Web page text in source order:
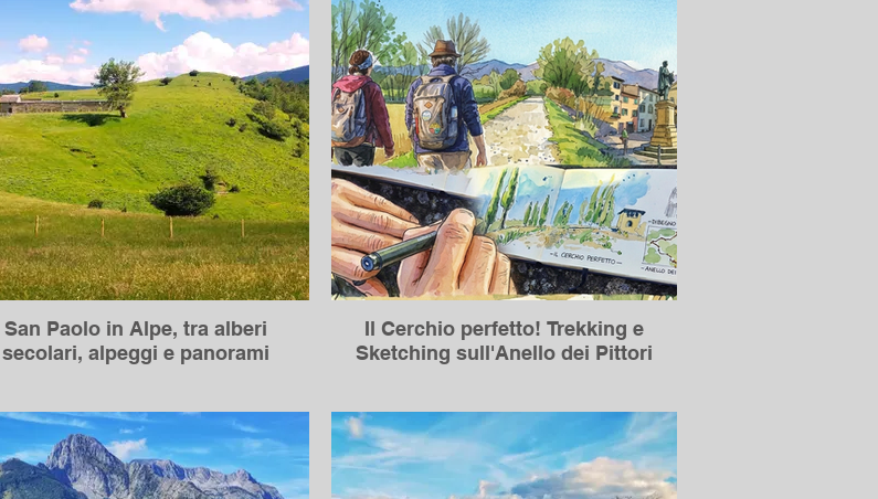
San Paolo in Alpe, tra alberi
secolari, alpeggi e panorami
Il Cerchio perfetto! Trekking e
Sketching sull'Anello dei Pittori